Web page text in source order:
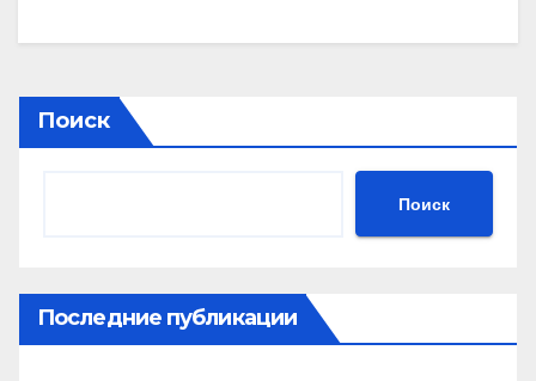
Поиск
Поиск
Последние публикации